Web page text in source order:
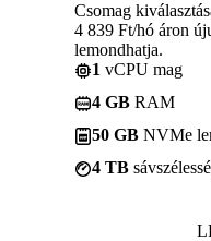
Csomag
4 839 Ft/hó áron
lemondhatja.
1 vCPU mag
4 GB RAM
50 GB NVMe
4 TB